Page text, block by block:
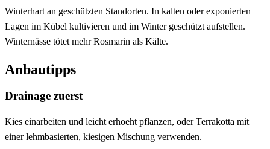
Winterhart an geschützten Standorten. In kalten oder exponierten
Lagen im Kübel kultivieren und im Winter geschützt aufstellen.
Winternässe tötet mehr Rosmarin als Kälte.
Anbautipps
Drainage zuerst
Kies einarbeiten und leicht erhoeht pflanzen, oder Terrakotta mit
einer lehmbasierten, kiesigen Mischung verwenden.